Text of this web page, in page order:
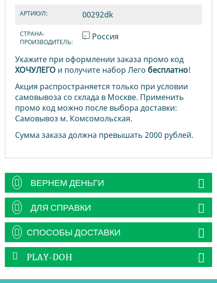
АРТИКУЛ: 00292dk
СТРАНА-
ПРОИЗВОДИТЕЛЬ:
Россия
Укажите при оформлении заказа промо код
ХОЧУЛЕГО и получите набор Лего бесплатно!
Акция распространяется только при условии
самовывоза со склада в Москве. Применить
промо код можно после выбора доставки:
Самовывоз м. Комсомольская.
Сумма заказа должна превышать 2000 рублей.
ВЕРНЕМ ДЕНЬГИ
ДЛЯ СПРАВКИ
СПОСОБЫ ДОСТАВКИ
PLAY-DOH